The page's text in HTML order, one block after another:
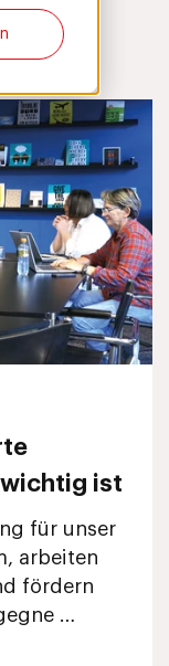
ist
für unser
arbeiten
fördern
…